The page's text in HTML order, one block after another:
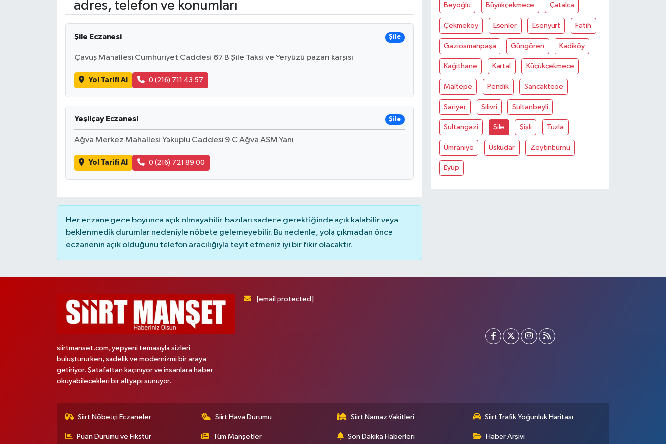
adres, telefon ve konumları
Şile Eczanesi Şile
Çavuş Mahallesi Cumhuriyet Caddesi 67 B Şile Taksi ve Yeryüzü pazarı karşısı
Yol Tarifi Al 0 (216) 711 43 57
Yeşilçay Eczanesi Şile
Ağva Merkez Mahallesi Yakuplu Caddesi 9 C Ağva ASM Yanı
Yol Tarifi Al 0 (216) 721 89 00
Her eczane gece boyunca açık olmayabilir, bazıları sadece gerektiğinde açık kalabilir veya
beklenmedik durumlar nedeniyle nöbete gelemeyebilir. Bu nedenle, yola çıkmadan önce
eczanenin açık olduğunu telefon aracılığıyla teyit etmeniz iyi bir fikir olacaktır.
Beyoğlu Büyükçekmece Çatalca
Çekmeköy Esenler Esenyurt Fatih
Gaziosmanpaşa Güngören Kadiköy
Kağithane Kartal Küçükçekmece
Maltepe Pendik Sancaktepe
Sariyer Silivri Sultanbeyli
Sultangazi Şile Şişli Tuzla
Ümraniye Üsküdar Zeytinburnu
Eyüp
siirtmanset.com, yepyeni temasıyla sizleri
buluştururken, sadelik ve modernizmi bir araya
getiriyor. Şatafattan kaçınıyor ve insanlara haber
okuyabilecekleri bir altyapı sunuyor.
[email protected]
Siirt Nöbetçi Eczaneler Siirt Hava Durumu Siirt Namaz Vakitleri Siirt Trafik Yoğunluk Haritası
Puan Durumu ve Fikstür Tüm Manşetler Son Dakika Haberleri Haber Arşivi